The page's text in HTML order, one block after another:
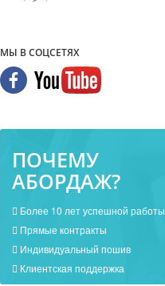
МЫ В СОЦСЕТЯХ
ПОЧЕМУ
АБОРДАЖ?
Более 10 лет успешной работы
Прямые контракты
Индивидуальный пошив
Клиентская поддержка